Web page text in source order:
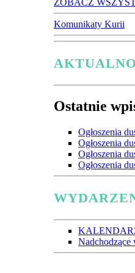
ZOBACZ
Komunikaty Kurii
Ostatnie
Ogłoszenia
Ogłoszenia
Ogłoszenia
Ogłoszenia
Nadchodzące